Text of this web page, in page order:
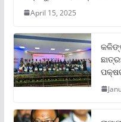
April 15, 2025